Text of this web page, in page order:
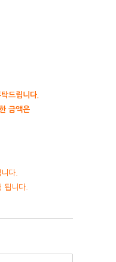
드립니다.
금액은
다.
됩니다.